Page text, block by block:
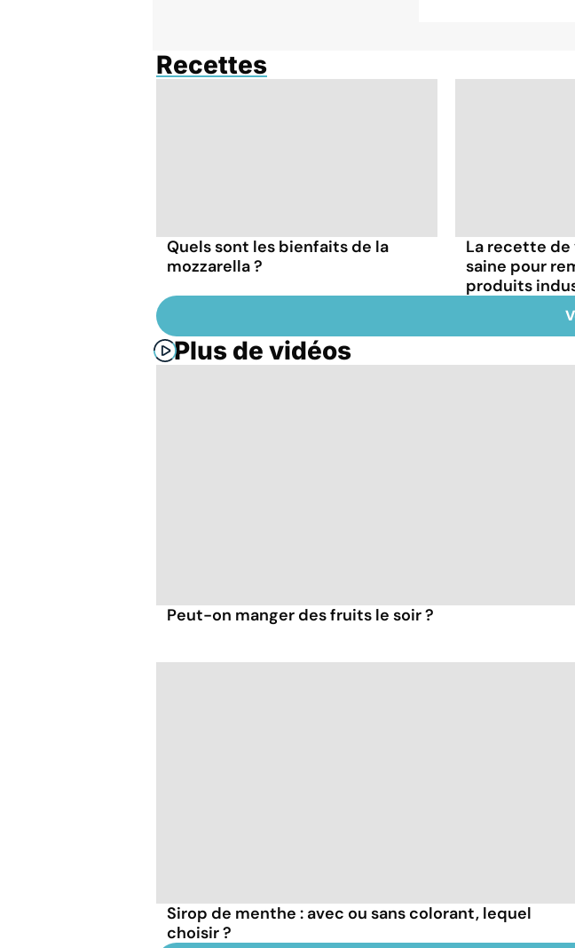
Recettes
Quels sont les bienfaits de la
mozzarella ?
La recette
saine pour
produits
Plus de vidéos
Peut-on manger des fruits le soir ?
Sirop de menthe : avec ou sans colorant, lequel
choisir ?